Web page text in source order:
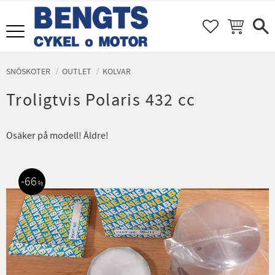
Meny FAVORITER
KUNDVAGN
SNÖSKOTER OUTLET KOLVAR
Troligtvis Polaris 432 cc
Osäker på modell! Äldre!
66 %